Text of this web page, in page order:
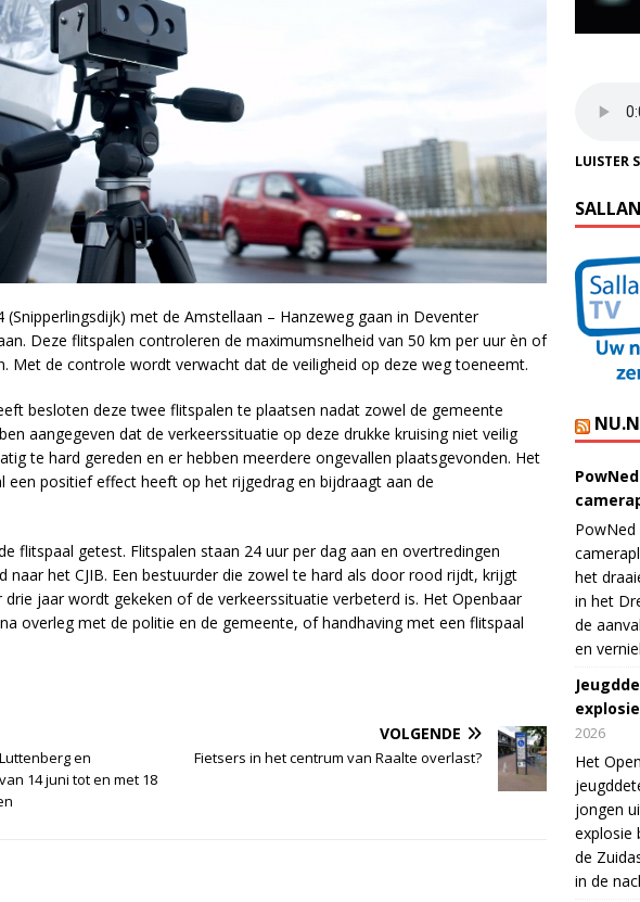
(Snipperlingsdijk) met de Amstellaan – Hanzeweg gaan in Deventer
Deze flitspalen controleren de maximumsnelheid van 50 km per uur èn of
Met de controle wordt verwacht dat de veiligheid op deze weg toeneemt.
besloten deze twee flitspalen te plaatsen nadat zowel de gemeente
aangegeven dat de verkeerssituatie op deze drukke kruising niet veilig
te hard gereden en er hebben meerdere ongevallen plaatsgevonden. Het
een positief effect heeft op het rijgedrag en bijdraagt aan de
flitspaal getest. Flitspalen staan 24 uur per dag aan en overtredingen
naar het CJIB. Een bestuurder die zowel te hard als door rood rijdt, krijgt
jaar wordt gekeken of de verkeerssituatie verbeterd is. Het Openbaar
overleg met de politie en de gemeente, of handhaving met een flitspaal
en
14 juni tot en met 18
VOLGENDE
Fietsers in het centrum van Raalte overlast?
LUISTER
het
in het
de
en
2026
Het
jongen
explosie
de
in de